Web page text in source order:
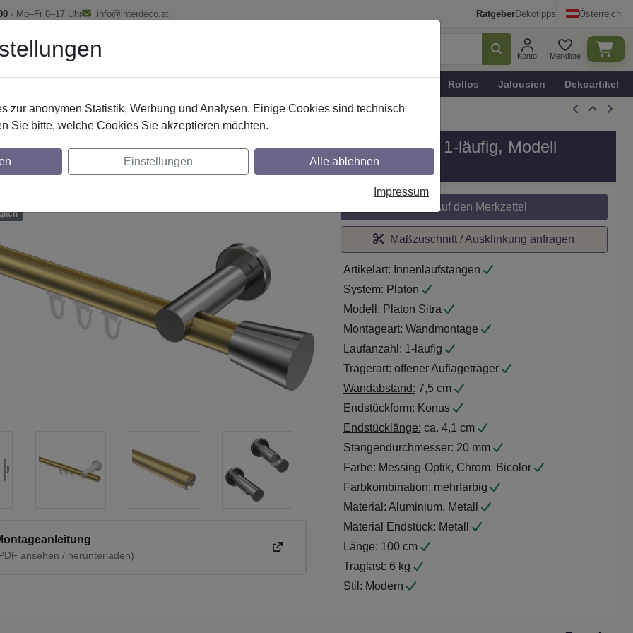
· Mo–Fr 8–17 Uhr info@interdeco.at RatgeberDekotipps Österreich
Konto Merkliste
Rollos Jalousien Dekoartikel
Innenlaufstangen Aluminium / Metall
mit Innenlauf aus Aluminium / Metall in 20 mm Ø, 1-läufig, Modell
- Sitra Messing-Optik / Chrom
ansehen / herunterladen)
Auf den Merkzettel
Maßzuschnitt / Ausklinkung anfragen
Artikelart: Innenlaufstangen
System: Platon
Modell: Platon Sitra
Montageart: Wandmontage
Laufanzahl: 1-läufig
Trägerart: offener Auflageträger
Wandabstand: 7,5 cm
Endstückform: Konus
Endstücklänge: ca. 4,1 cm
Stangendurchmesser: 20 mm
Farbe: Messing-Optik, Chrom, Bicolor
Farbkombination: mehrfarbig
Material: Aluminium, Metall
Material Endstück: Metall
Länge: 100 cm
Traglast: 6 kg
Stil: Modern
zur anonymen Statistik, Werbung und Analysen. Einige Cookies sind technisch
Sie bitte, welche Cookies Sie akzeptieren möchten.
Einstellungen Alle ablehnen
Impressum